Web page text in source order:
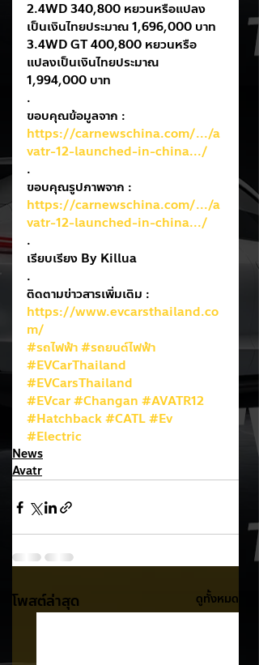
2.4WD 340,800 หยวนหรือแปลง
เป็นเงินไทยประมาณ 1,696,000 บาท
3.4WD GT 400,800 หยวนหรือ
แปลงเป็นเงินไทยประมาณ
1,994,000 บาท
.
ขอบคุณข้อมูลจาก :
https://carnewschina.com/.../a
vatr-12-launched-in-china.../
.
ขอบคุณรูปภาพจาก :
https://carnewschina.com/.../a
vatr-12-launched-in-china.../
.
เรียบเรียง By Killua
.
ติดตามข่าวสารเพิ่มเติม :
https://www.evcarsthailand.co
m/
#รถไฟฟ้า#รถยนต์ไฟฟ้า
#EVCarThailand
#EVCarsThailand
#EVcar#Changan #AVATR12
#Hatchback#CATL#Ev
#Electric
News
Avatr
โพสต์ล่าสุด ดูทั้งหมด